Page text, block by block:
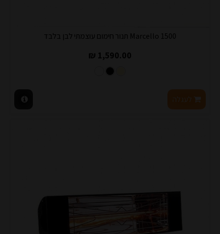
Marcello 1500 תנור חימום עוצמתי לבן בלבד
1,590.00 ₪
לעגלה